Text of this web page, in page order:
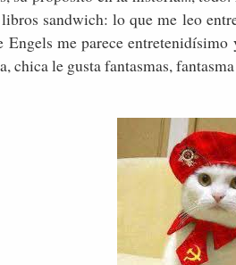
sandwich: lo que me leo
Engels me parece
chica le gusta fantasmas,